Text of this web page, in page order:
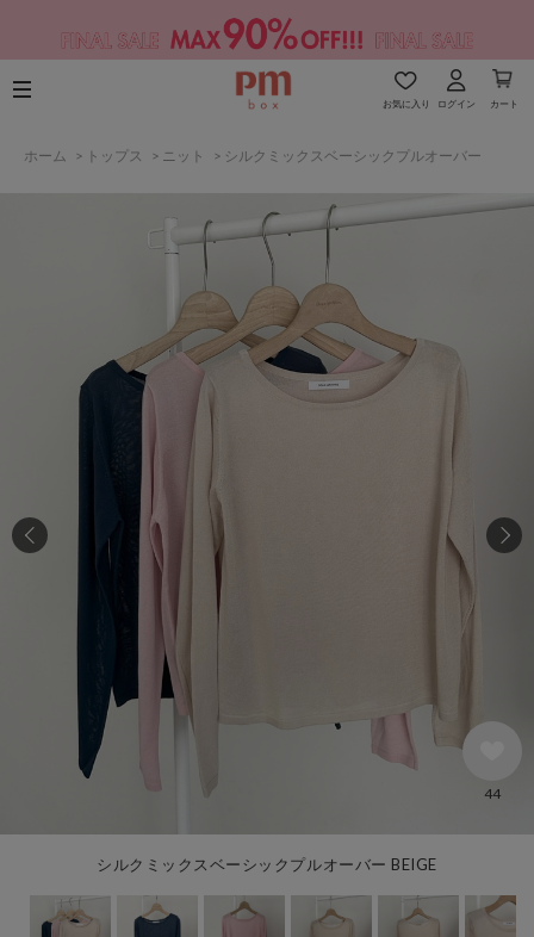
お気に入り ログイン カート
ホーム > トップス > ニット > シルクミックスベーシックプルオーバー
シルクミックスベーシックプルオーバー BEIGE
44